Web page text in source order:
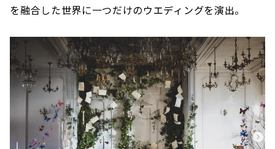
を融合した世界に一つだけのウエディングを演出。